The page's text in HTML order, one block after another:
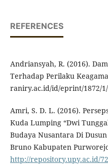
REFERENCES
Andriansyah, R. (2016).
Terhadap Perilaku
raniry.ac.id/id/eprint/1872/
Amri, S. D. L. (2016).
Kuda Lumping “Dwi
Budaya Nusantara Di
Bruno Kabupaten
http://repository.upy.ac.id/